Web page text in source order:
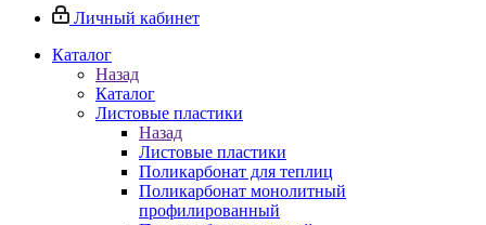
Личный кабинет
Каталог
Назад
Каталог
Листовые пластики
Назад
Листовые пластики
Поликарбонат для теплиц
Поликарбонат монолитный
профилированный